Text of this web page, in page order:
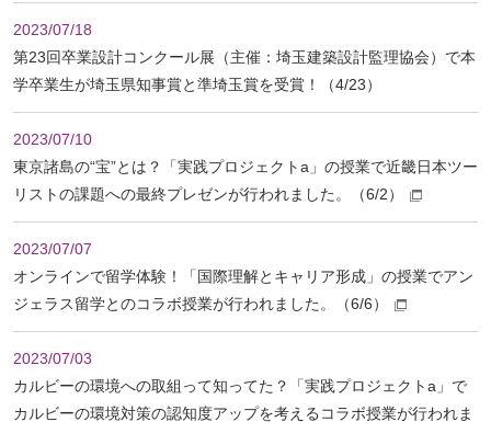
2023/07/18
第23回卒業設計コンクール展（主催：埼玉建築設計監理協会）で本
学卒業生が埼玉県知事賞と準埼玉賞を受賞！（4/23）
2023/07/10
東京諸島の“宝”とは？「実践プロジェクトa」の授業で近畿日本ツー
リストの課題への最終プレゼンが行われました。（6/2）
2023/07/07
オンラインで留学体験！「国際理解とキャリア形成」の授業でアン
ジェラス留学とのコラボ授業が行われました。（6/6）
2023/07/03
カルビーの環境への取組って知ってた？「実践プロジェクトa」で
カルビーの環境対策の認知度アップを考えるコラボ授業が行われま